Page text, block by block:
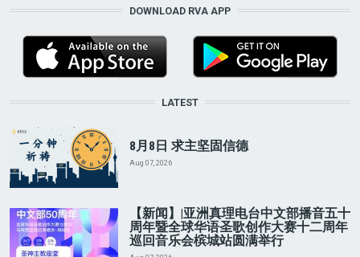
DOWNLOAD RVA APP
LATEST
8月8日 求主坚固信德
Aug 07, 2026
【新闻】|亚洲真理电台中文部播音五十
周年暨全球华语圣歌创作大赛十二周年
巡回音乐会槟城站圆满举行